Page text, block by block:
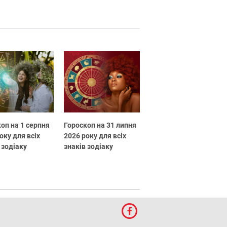
на 1 серпня
для всіх
Гороскоп на 31 липня
2026 року для всіх
знаків зодіаку